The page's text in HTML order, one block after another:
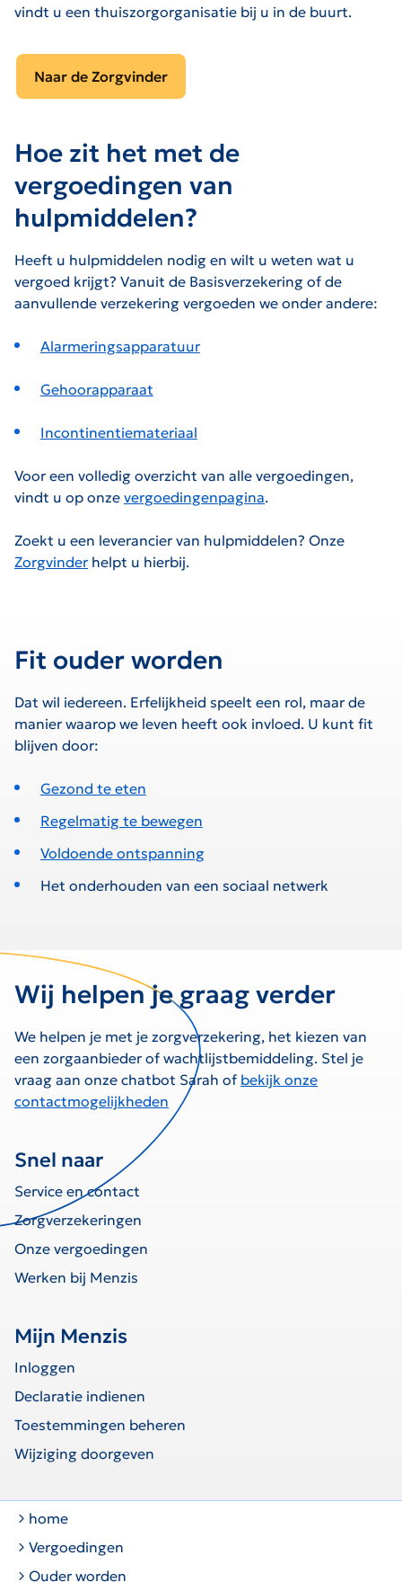
vindt u een thuiszorgorganisatie bij u in de buurt.
Naar de Zorgvinder
Hoe zit het met de
vergoedingen van
hulpmiddelen?
Heeft u hulpmiddelen nodig en wilt u weten wat u
vergoed krijgt? Vanuit de Basisverzekering of de
aanvullende verzekering vergoeden we onder andere:
Alarmeringsapparatuur
Gehoorapparaat
Incontinentiemateriaal
Voor een volledig overzicht van alle vergoedingen,
vindt u op onze vergoedingenpagina.
Zoekt u een leverancier van hulpmiddelen? Onze
Zorgvinder helpt u hierbij.
Fit ouder worden
Dat wil iedereen. Erfelijkheid speelt een rol, maar de
manier waarop we leven heeft ook invloed. U kunt fit
blijven door:
Gezond te eten
Regelmatig te bewegen
Voldoende ontspanning
Het onderhouden van een sociaal netwerk
Wij helpen je graag verder
We helpen je met je zorgverzekering, het kiezen van
een zorgaanbieder of wachtlijstbemiddeling. Stel je
vraag aan onze chatbot Sarah of bekijk onze
contactmogelijkheden
Snel naar
Service en contact
Zorgverzekeringen
Onze vergoedingen
Werken bij Menzis
Mijn Menzis
Inloggen
Declaratie indienen
Toestemmingen beheren
Wijziging doorgeven
home
Vergoedingen
Ouder worden